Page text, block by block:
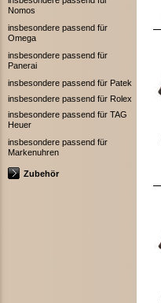
Nomos
insbesondere passend für
Omega
insbesondere passend für
Panerai
insbesondere passend für Patek
insbesondere passend für Rolex
insbesondere passend für TAG
Heuer
insbesondere passend für
Markenuhren
Zubehör